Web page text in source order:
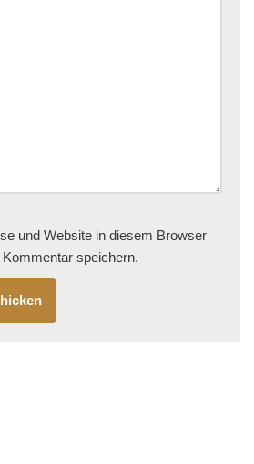
und Website in diesem Browser
speichern.